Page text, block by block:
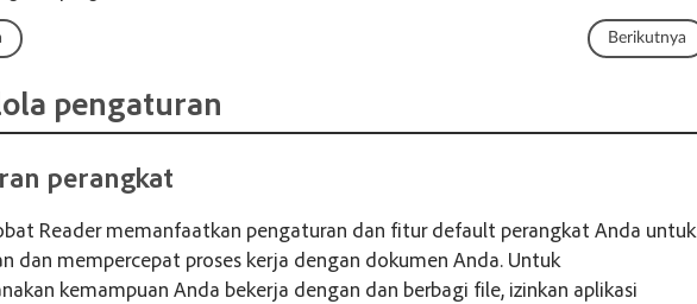
Berikutnya
pengaturan
perangkat
Reader memanfaatkan pengaturan dan fitur default perangkat Anda untuk
dan mempercepat proses kerja dengan dokumen Anda. Untuk
kemampuan Anda bekerja dengan dan berbagi file, izinkan aplikasi